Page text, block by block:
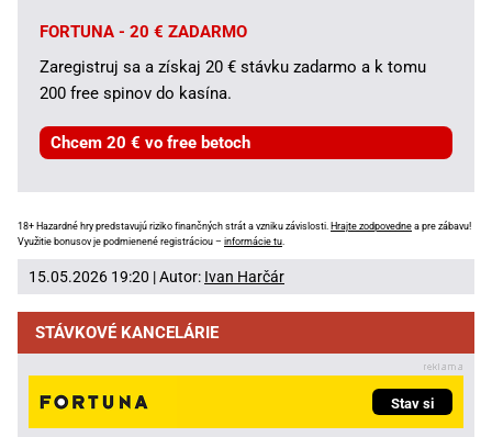
FORTUNA - 20 € ZADARMO
Zaregistruj sa a získaj 20 € stávku zadarmo a k tomu
200 free spinov do kasína.
Chcem 20 € vo free betoch
18+ Hazardné hry predstavujú riziko finančných strát a vzniku závislosti. Hrajte zodpovedne a pre zábavu!
Využitie bonusov je podmienené registráciou – informácie tu.
15.05.2026 19:20 | Autor: Ivan Harčár
STÁVKOVÉ KANCELÁRIE
Stav si